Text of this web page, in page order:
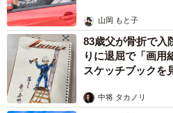
山岡 もと子
83歳父が骨折で
りに退屈で「画用
スケッチブックを
中将 タカノリ